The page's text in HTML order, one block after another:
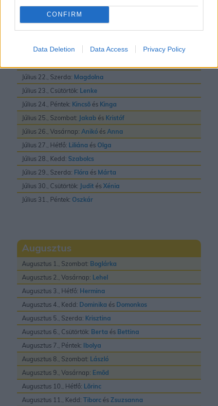
CONFIRM
Data Deletion Data Access Privacy Policy
Július 17., Péntek:ElekésEndre
Július 18., Szombat:Frigyes
Július 20., Hétfő:Illés
Július 22., Szerda: Magdolna
Július 23., Csütörtök: Lenke
Július 24., Péntek: Kincsõ és Kinga
Július 25., Szombat: Jakab és Kristóf
Július 26., Vasárnap: Anikó ésAnna
Július 27., Hétfő: Liliána és Olga
Július 28., Kedd: Szabolcs
Július 29., Szerda: Flóra és Márta
Július 30., Csütörtök: Judit ésXénia
Július 31., Péntek: Oszkár
Augusztus
Augusztus 1., Szombat: Boglárka
Augusztus 2., Vasárnap: Lehel
Augusztus 3., Hétfő: Hermina
Augusztus 4., Kedd: Dominika és Domonkos
Augusztus 5., Szerda: Krisztina
Augusztus 6., Csütörtök: Berta és Bettina
Augusztus 7., Péntek: Ibolya
Augusztus 8., Szombat: László
Augusztus 9., Vasárnap: Emõd
Augusztus 10., Hétfő: Lõrinc
Augusztus 11., Kedd: Tiborc ésZsuzsanna